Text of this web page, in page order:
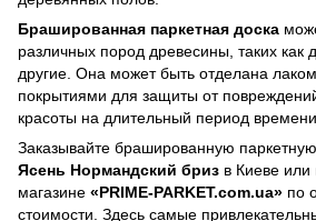
Брашированная паркетная доска
различных пород древесины, таких как
другие. Она может быть отделана
покрытиями для защиты от
красоты на длительный период времени.
Заказывайте брашированную
Ясень Нормандский бриз в Киеве
магазине «PRIME-PARKET.com.ua» по
стоимости. Здесь самые